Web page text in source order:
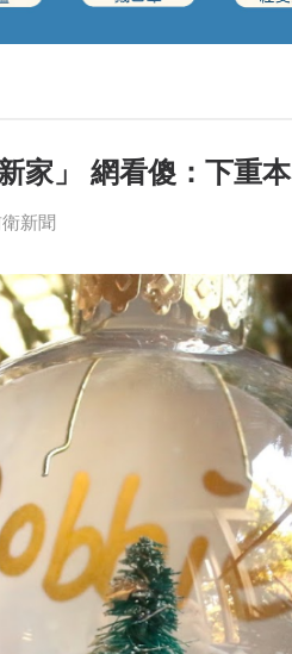
家」 網看傻：下重本
新聞